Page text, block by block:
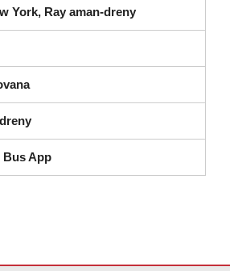
York, Ray aman-drenyDashboard
Bus App